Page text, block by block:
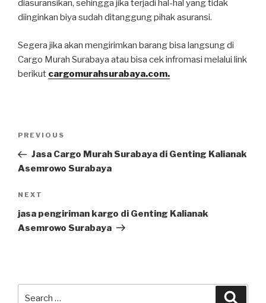
diasuransikan, sehingga jika terjadi hal-hal yang tidak
diinginkan biya sudah ditanggung pihak asuransi.
Segera jika akan mengirimkan barang bisa langsung di
Cargo Murah Surabaya atau bisa cek infromasi melalui link
berikut cargomurahsurabaya.com.
PREVIOUS
Jasa Cargo Murah Surabaya di Genting Kalianak
Asemrowo Surabaya
NEXT
jasa pengiriman kargo di Genting Kalianak
Asemrowo Surabaya